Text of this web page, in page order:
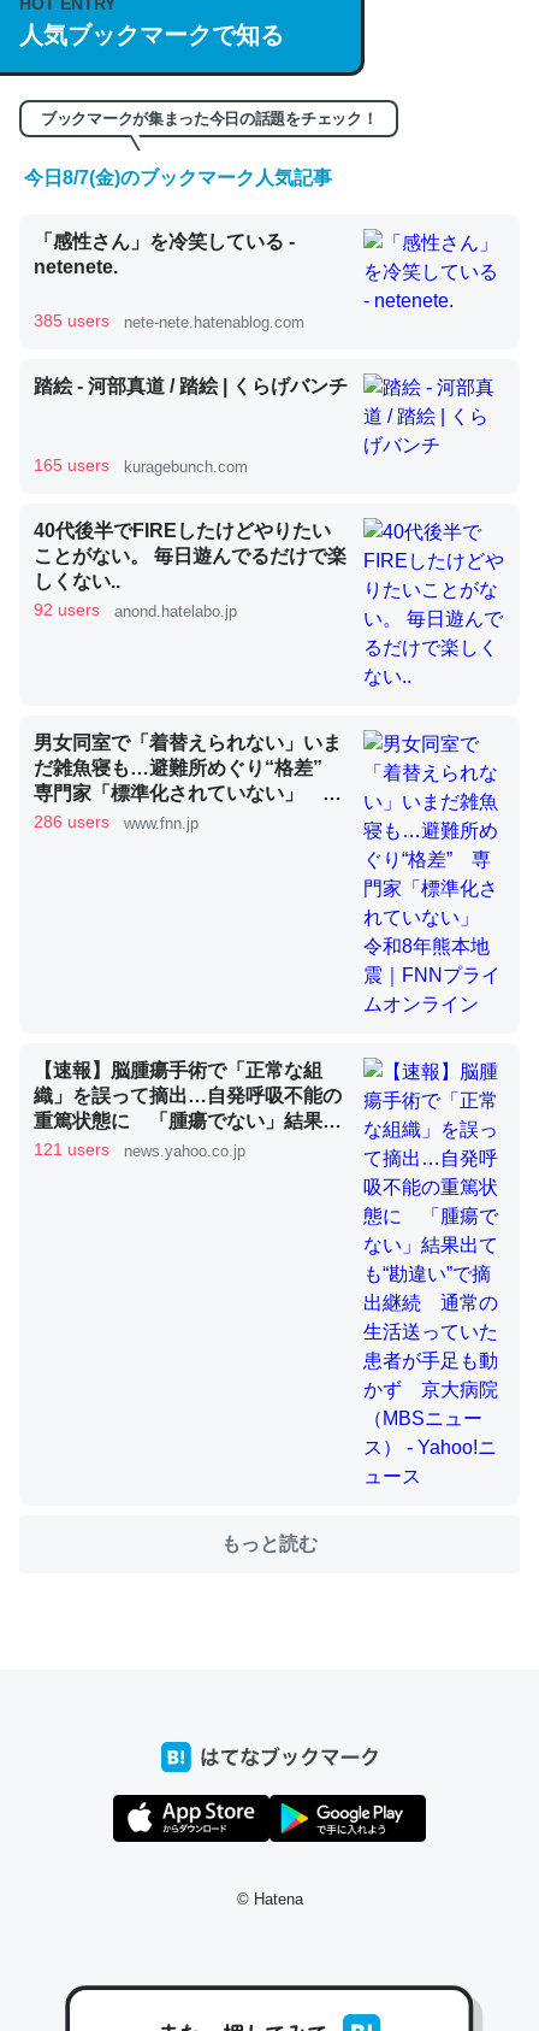
https://isobe324649.hatenablog.com/entry/2023/03/27
/064121
─GPTの仕組みと限界についての考察（１） - conceptualization
くらい。小説でいう「ずっと前の伏線」は回収されないけ
ど、短期記憶というには多い分量。進化すればするほど分
かりやすく強くなりそう
コオロギのカルシウム分はエビの600分の1程度。
─ニュース :: 【研究発表】昆虫学の大問題＝「昆虫はなぜ海にいな
いのか」に関する新仮説
論文では「淡水はカルシウムも酸素も不足してて両方に不
利だから両方が拮抗してるのでは」とあって面白い。海に
いる鋏角類（カブトガニ・ウミグモ）はカルシウムを使わ
ずキチンを強化してる筈だが、酵素が違うのか？
─ニュース :: 【研究発表】昆虫学の大問題＝「昆虫はなぜ海にいな
類は苦労してるんだな…。腹足類だと殻を無くしてナメク
ジになったり努力してるし。
─ニュース :: 【研究発表】昆虫学の大問題＝「昆虫はなぜ海にいな
いのか」に関する新仮説
ウチもEchoを実家に置いて４年。でたまに覗いてる。ぼ
ちぼちRingも置こうかと画策中。あと、Googleマップで
位置情報を共有してる。電池残量や充電中かが分かるので
─たまにLINEするくらいだった遠方の父67歳と僕。ITツール導入で
コミュニケーションが劇的に変化した｜tayorini by LIFULL介護
私も3年前ぐらいに祖母の家に設置した。ポケットWifiみ
https://toyoshi.hatenablog.com/entry/2019/05/15/1805
HOT ENTRY
人気ブックマークで知る
ブックマークが集まった今日の話題をチェック！
今日8/7(金)のブックマーク人気記事
「感性さん」を冷笑している -
netenete.
385 users nete-nete.hatenablog.com
踏絵 - 河部真道 / 踏絵 | くらげバンチ
165 users kuragebunch.com
40代後半でFIREしたけどやりたい
ことがない。 毎日遊んでるだけで楽
しくない..
92 users anond.hatelabo.jp
男女同室で「着替えられない」いま
だ雑魚寝も…避難所めぐり“格差”
専門家「標準化されていない」 令
和8年熊本地震｜FNNプライムオン
286 users www.fnn.jp
【速報】脳腫瘍手術で「正常な組
織」を誤って摘出…自発呼吸不能の
重篤状態に 「腫瘍でない」結果出
ても“勘違い”で摘出継続 通常の生
121 users news.yahoo.co.jp
もっと読む
© Hatena